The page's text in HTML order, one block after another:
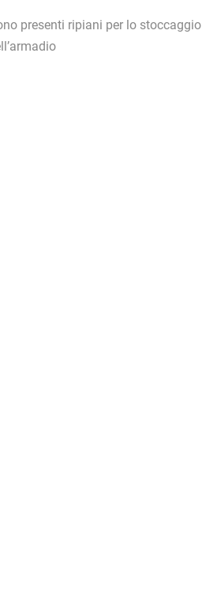
presenti ripiani per lo stoccaggio